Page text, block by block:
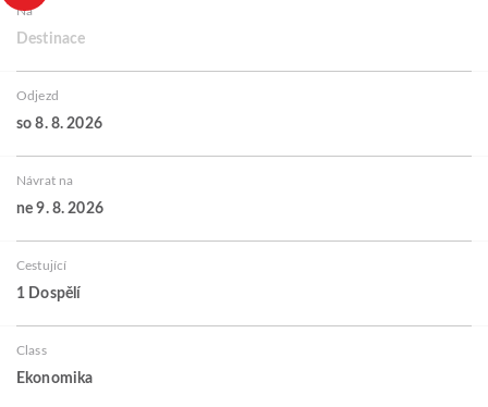
Na
Destinace
Odjezd
so 8. 8. 2026
Návrat na
ne 9. 8. 2026
Cestující
1 Dospělí
Class
Ekonomika